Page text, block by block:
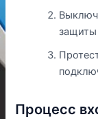
защиты
Процесс